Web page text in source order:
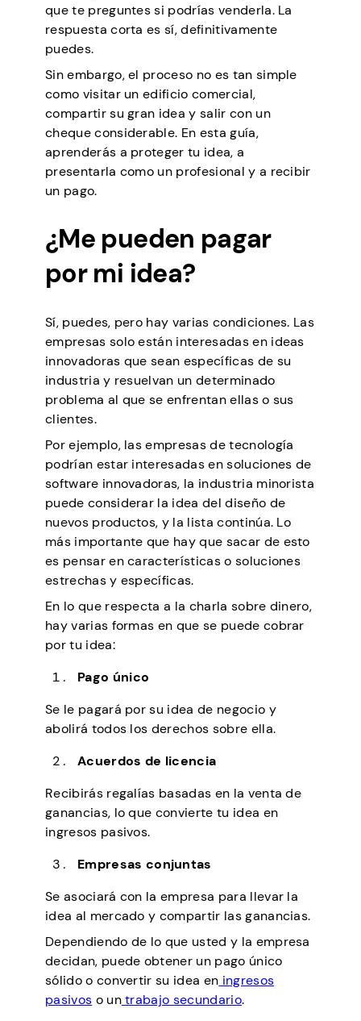
que te preguntes si podrías venderla. La
respuesta corta es sí, definitivamente
puedes.
Sin embargo, el proceso no es tan simple
como visitar un edificio comercial,
compartir su gran idea y salir con un
cheque considerable. En esta guía,
aprenderás a proteger tu idea, a
presentarla como un profesional y a recibir
un pago.
¿Me pueden pagar
por mi idea?
Sí, puedes, pero hay varias condiciones. Las
empresas solo están interesadas en ideas
innovadoras que sean específicas de su
industria y resuelvan un determinado
problema al que se enfrentan ellas o sus
clientes.
Por ejemplo, las empresas de tecnología
podrían estar interesadas en soluciones de
software innovadoras, la industria minorista
puede considerar la idea del diseño de
nuevos productos, y la lista continúa. Lo
más importante que hay que sacar de esto
es pensar en características o soluciones
estrechas y específicas.
En lo que respecta a la charla sobre dinero,
hay varias formas en que se puede cobrar
por tu idea:
Pago único
Se le pagará por su idea de negocio y
abolirá todos los derechos sobre ella.
Acuerdos de licencia
Recibirás regalías basadas en la venta de
ganancias, lo que convierte tu idea en
ingresos pasivos.
Empresas conjuntas
Se asociará con la empresa para llevar la
idea al mercado y compartir las ganancias.
Dependiendo de lo que usted y la empresa
decidan, puede obtener un pago único
sólido o convertir su idea en ingresos
pasivos o untrabajo secundario.